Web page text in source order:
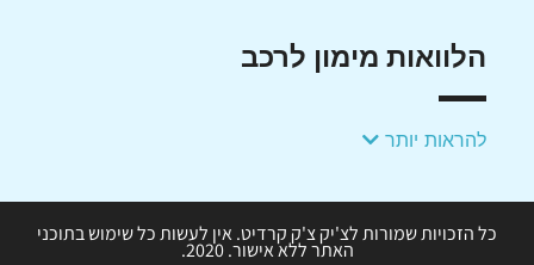
הלוואות מימון לרכב
להראות יותר
כל הזכויות שמורות לצ'יק צ'ק קרדיט. אין לעשות כל שימוש בתוכני
האתר ללא אישור. 2020.